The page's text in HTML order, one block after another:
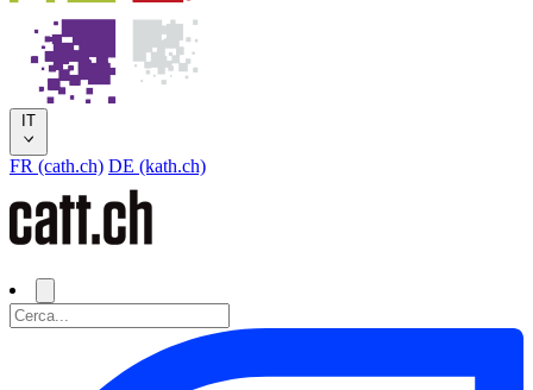
IT
FR (cath.ch) DE (kath.ch)